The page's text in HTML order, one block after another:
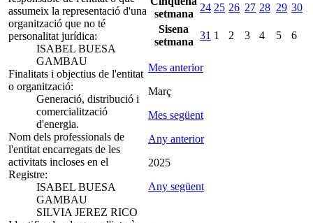
assumeix la representació d'una
organització que no té
personalitat jurídica:
ISABEL BUESA
GAMBAU
Finalitats i objectius de l'entitat
o organització:
Generació, distribució i
comercialització
d'energia.
Nom dels professionals de
l'entitat encarregats de les
activitats incloses en el
Registre:
ISABEL BUESA
GAMBAU
SILVIA JEREZ RICO
setmana
24 25 26 27 28 29 30
Sisena
setmana
31 1 2 3 4 5 6
Mes anterior
Març
Mes següent
Any anterior
2025
Any següent